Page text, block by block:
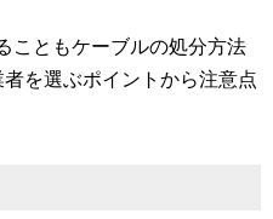
こともケーブルの処分方法
を選ぶポイントから注意点